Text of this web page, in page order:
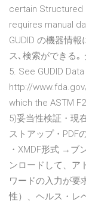
certain Structured
requires manual
GUDID の機器情
ス､検索ができる｡
5. See GUDID
http://
which the ASTM
5)妥当性検証・現
ストアップ・PDF
・XMDF形式 →ブ
ンロードして、ア
ワードの入力が要
性）、ヘルス・レ